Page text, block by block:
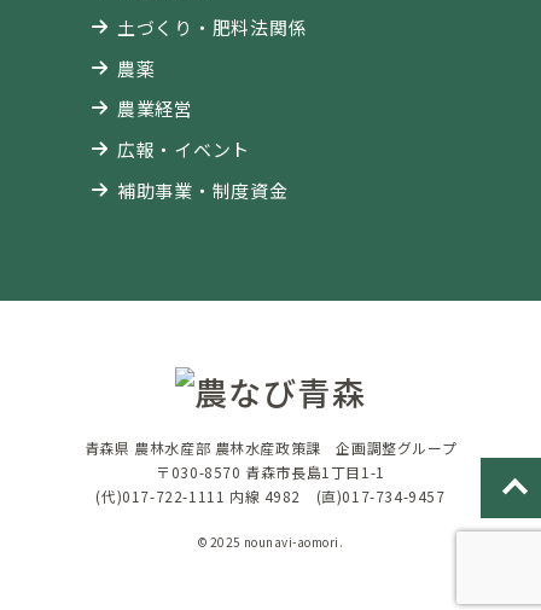
土づくり・肥料法関係
農薬
農業経営
広報・イベント
補助事業・制度資金
青森県 農林水産部 農林水産政策課 企画調整グループ
〒030-8570 青森市長島1丁目1-1
(代)017-722-1111 内線 4982 (直)017-734-9457
© 2025 nounavi-aomori.